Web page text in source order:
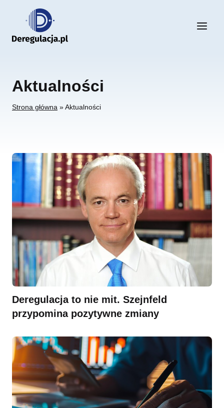
Aktualności
Strona główna »Aktualności
Deregulacja to nie mit. Szejnfeld
przypomina pozytywne zmiany